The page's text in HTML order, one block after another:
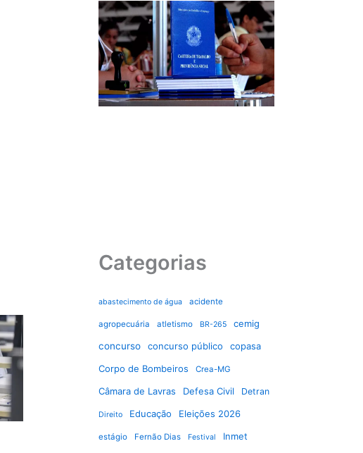
Categorias
abastecimento de água acidente
agropecuária atletismo BR-265
cemig
concurso
concurso público
copasa
Corpo de Bombeiros
Crea-MG
Câmara de Lavras Defesa Civil Detran
Direito Educação Eleições 2026
estágio Fernão Dias Festival Inmet